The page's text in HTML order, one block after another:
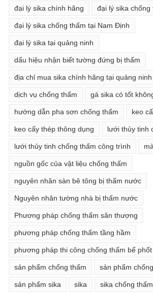
đại lý sika chính hãng đại lý sika
đại lý sika chống thấm tại Nam Định
đại lý sika tại quảng ninh
dấu hiệu nhận biết tường đứng bị thấm
địa chỉ mua sika chính hãng tại quảng ninh
dịch vụ chống thấm gá sika có tốt
hướng dẫn pha sơn chống thấm keo
keo cấy thép thông dụng lưới thủy tinh
lưới thủy tinh chống thấm công trình
nguồn gốc của vật liệu chống thấm
nguyên nhân sàn bê tông bị thấm nước
Nguyên nhân tường nhà bị thấm nước
Phương pháp chống thấm sân thượng
phương pháp chống thấm tầng hầm
phương pháp thi công chống thấm bể phốt
sản phẩm chống thấm sản phẩm
sản phẩm sika sika sika chống thấm